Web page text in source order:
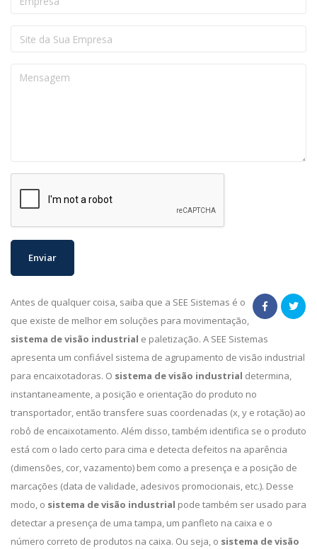
Antes de qualquer coisa, saiba que a SEE Sistemas é o
que existe de melhor em soluções para movimentação,
sistema de visão industrial e paletização. A SEE Sistemas
apresenta um confiável sistema de agrupamento de visão industrial
para encaixotadoras. O sistema de visão industrial determina,
instantaneamente, a posição e orientação do produto no
transportador, então transfere suas coordenadas (x, y e rotação) ao
robô de encaixotamento. Além disso, também identifica se o produto
está com o lado certo para cima e detecta defeitos na aparência
(dimensões, cor, vazamento) bem como a presença e a posição de
marcações (data de validade, adesivos promocionais, etc.). Desse
modo, o sistema de visão industrial pode também ser usado para
detectar a presença de uma tampa, um panfleto na caixa e o
número correto de produtos na caixa. Ou seja, o sistema de visão